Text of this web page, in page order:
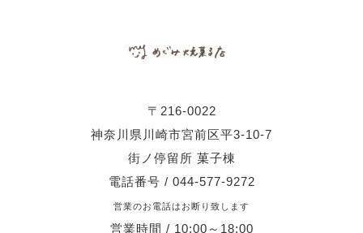
〒216-0022
神奈川県川崎市宮前区平3-10-7
街ノ停留所 菓子棟
電話番号 / 044-577-9272
営業のお電話はお断り致します
営業時間 / 10:00～18:00